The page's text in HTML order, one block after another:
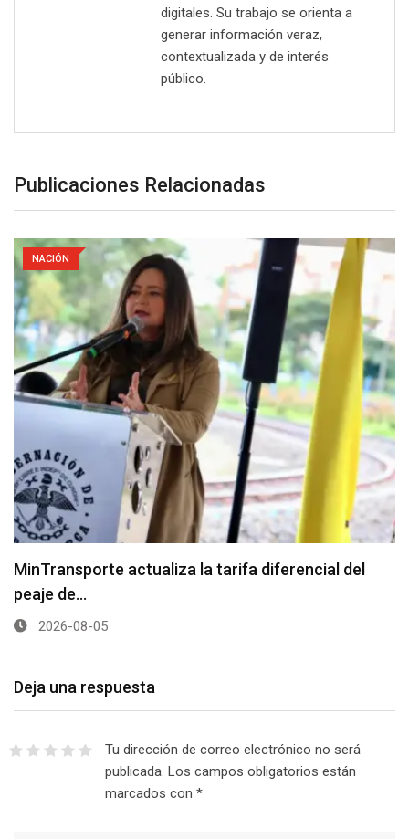
digitales. Su trabajo se orienta a
generar información veraz,
contextualizada y de interés
público.
Publicaciones Relacionadas
NACIÓN
MinTransporte actualiza la tarifa diferencial del
peaje de…
2026-08-05
Deja una respuesta
Tu dirección de correo electrónico no será
publicada. Los campos obligatorios están
marcados con *